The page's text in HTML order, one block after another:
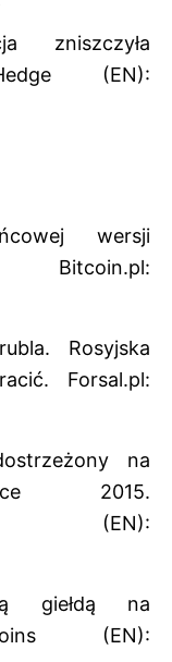
zniszczyła
(EN):
wersji
Rosyjska
Forsal.pl:
na
2015.
(EN):
giełdą na
(EN):